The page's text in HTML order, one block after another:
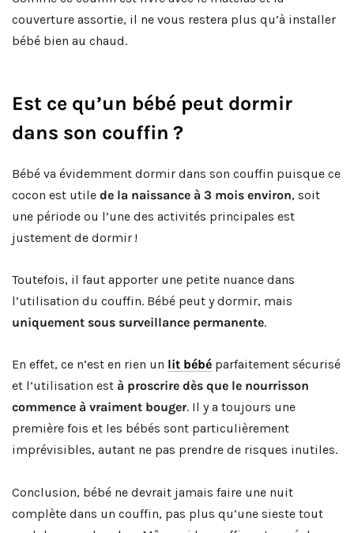
couverture assortie, il ne vous restera plus qu’à installer
bébé bien au chaud.
Est ce qu’un bébé peut dormir
dans son couffin ?
Bébé va évidemment dormir dans son couffin puisque ce
cocon est utile de la naissance à 3 mois environ, soit
une période ou l’une des activités principales est
justement de dormir !
Toutefois, il faut apporter une petite nuance dans
l’utilisation du couffin. Bébé peut y dormir, mais
uniquement sous surveillance permanente.
En effet, ce n’est en rien un lit bébé parfaitement sécurisé
et l’utilisation est à proscrire dès que le nourrisson
commence à vraiment bouger. Il y a toujours une
première fois et les bébés sont particulièrement
imprévisibles, autant ne pas prendre de risques inutiles.
Conclusion, bébé ne devrait jamais faire une nuit
complète dans un couffin, pas plus qu’une sieste tout